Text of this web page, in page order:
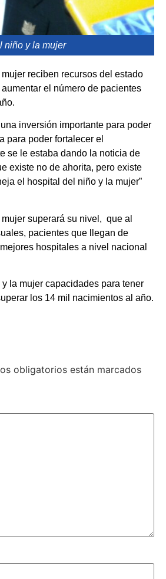
niño y la mujer
reciben recursos del estado
el número de pacientes
inversión importante para poder
para poder fortalecer el
se le estaba dando la noticia de
existe no de ahorita, pero existe
el hospital del niño y la mujer”
superará su nivel, que al
pacientes que llegan de
hospitales a nivel nacional
la mujer capacidades para tener
los 14 mil nacimientos al año.
obligatorios están marcados